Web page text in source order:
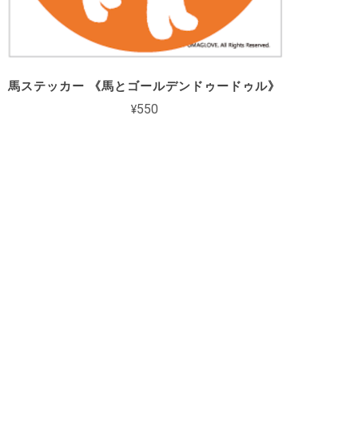
馬ステッカー 《馬とゴールデンドゥードゥル》
¥550